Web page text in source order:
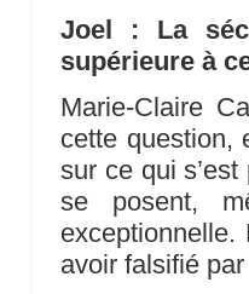
Joel : La
supérieure à
Marie-Claire
cette question,
sur ce qui
se posent,
exceptionnelle.
avoir falsifié